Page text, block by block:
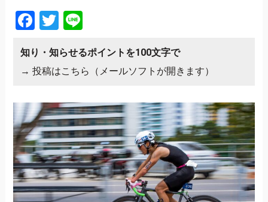
Facebook
Twitter
Line
知り・知らせるポイントを100文字で
→ 投稿はこちら（メールソフトが開きます）